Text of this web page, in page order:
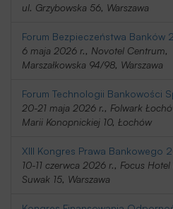
ul. Grzybowska 56, Warszawa
Forum Bezpieczeństwa Banków
6 maja 2026 r., Novotel Centrum,
Marszałkowska 94/98, Warszawa
Forum Technologii Bankowości
20-21 maja 2026 r., Folwark
Marii Konopnickiej 10, Łochów
XIII Kongres Prawa Bankowego
10-11 czerwca 2026 r., Focus
Suwak 15, Warszawa